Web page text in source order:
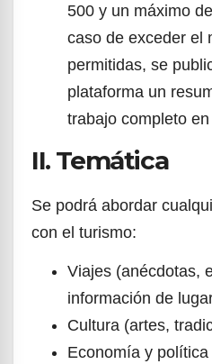
500 y un máximo
caso de exceder el
permitidas, se
plataforma un
trabajo completo
II. Temática
Se podrá abordar
con el turismo:
Viajes (anécdotas,
información de
Cultura (artes,
Economía y